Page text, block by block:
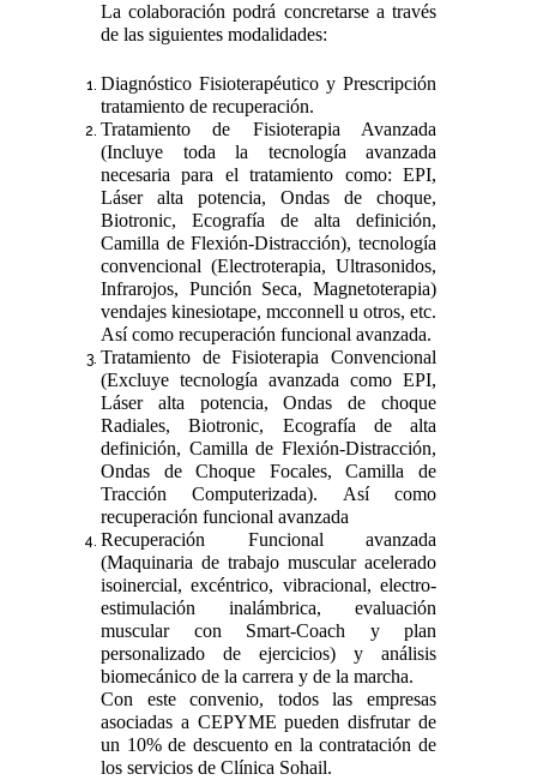
La colaboración podrá concretarse a través
de las siguientes modalidades:
Diagnóstico Fisioterapéutico y Prescripción
tratamiento de recuperación.
Tratamiento de Fisioterapia Avanzada
(Incluye toda la tecnología avanzada
necesaria para el tratamiento como: EPI,
Láser alta potencia, Ondas de choque,
Biotronic, Ecografía de alta definición,
Camilla de Flexión-Distracción), tecnología
convencional (Electroterapia, Ultrasonidos,
Infrarojos, Punción Seca, Magnetoterapia)
vendajes kinesiotape, mcconnell u otros, etc.
Así como recuperación funcional avanzada.
Tratamiento de Fisioterapia Convencional
(Excluye tecnología avanzada como EPI,
Láser alta potencia, Ondas de choque
Radiales, Biotronic, Ecografía de alta
definición, Camilla de Flexión-Distracción,
Ondas de Choque Focales, Camilla de
Tracción Computerizada). Así como
recuperación funcional avanzada
Recuperación Funcional avanzada
(Maquinaria de trabajo muscular acelerado
isoinercial, excéntrico, vibracional, electro-
estimulación inalámbrica, evaluación
muscular con Smart-Coach y plan
personalizado de ejercicios) y análisis
biomecánico de la carrera y de la marcha.
Con este convenio, todos las empresas
asociadas a CEPYME pueden disfrutar de
un 10% de descuento en la contratación de
los servicios de Clínica Sohail.